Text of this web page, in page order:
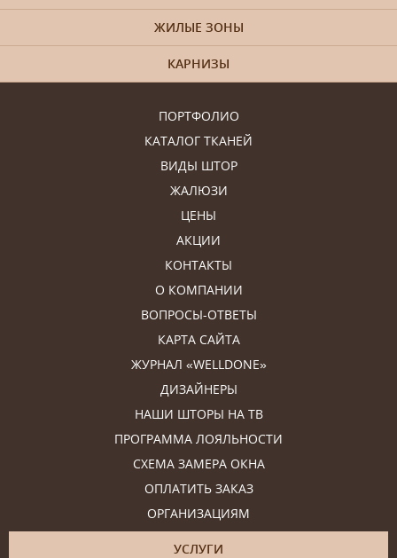
ПОРТФОЛИО
КАТАЛОГ ТКАНЕЙ
ВИДЫ ШТОР
ЖАЛЮЗИ
ЦЕНЫ
АКЦИИ
КОНТАКТЫ
О КОМПАНИИ
ВОПРОСЫ-ОТВЕТЫ
КАРТА САЙТА
ЖУРНАЛ «WELLDONE»
ДИЗАЙНЕРЫ
НАШИ ШТОРЫ НА ТВ
ПРОГРАММА ЛОЯЛЬНОСТИ
СХЕМА ЗАМЕРА ОКНА
ОПЛАТИТЬ ЗАКАЗ
ОРГАНИЗАЦИЯМ
УСЛУГИ
ЖИЛЫЕ ЗОНЫ
КАРНИЗЫ